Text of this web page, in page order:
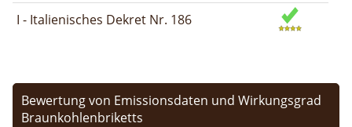
I - Italienisches Dekret Nr. 186
Bewertung von Emissionsdaten und Wirkungsgrad
Braunkohlenbriketts